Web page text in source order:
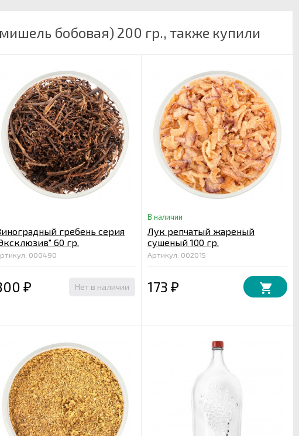
бобовая) 200 гр., также купили
гребень серия
60 гр.
000490
₽ Нет в наличии
В наличии
Лук репчатый жареный
сушеный 100 гр.
Артикул: 002015
173 ₽